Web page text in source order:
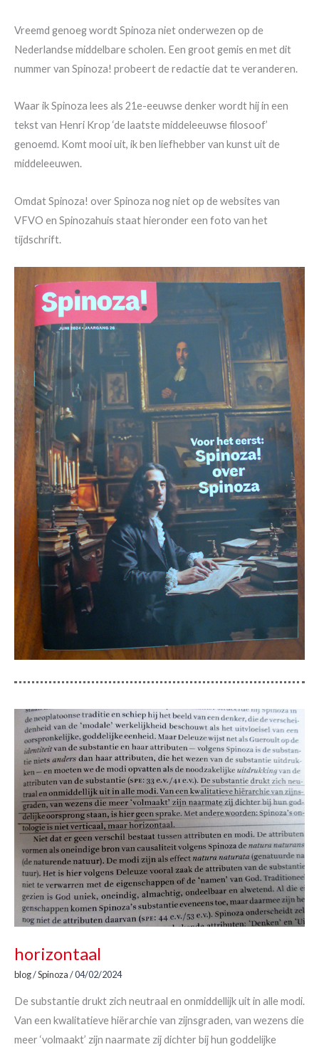
Vreemd genoeg wordt Spinoza niet onderwezen op de
Nederlandse middelbare scholen. Een groot gemis en met dit
nummer van Spinoza! probeert de redactie dat te veranderen.
Waar ik Spinoza lees als 21e-eeuwse denker wordt hij in een
tekst van Henri Krop ‘de laatste middeleeuwse filosoof’
genoemd. Komt mooi uit, ik ben liefhebber van kunst uit de
middeleeuwen.
Omdat Spinoza! over Spinoza nog niet op de websites van
VFVO en Spinozahuis staat hieronder een foto van het
tijdschrift.
horizontaal
blog/Spinoza/04/02/2024
De substantie drukt zich neutraal en onmiddellijk uit in alle modi.
Van een kwalitatieve hiërarchie van zijnsgraden, van wezens die
meer ‘volmaakt’ zijn naarmate zij dichter bij hun goddelijke